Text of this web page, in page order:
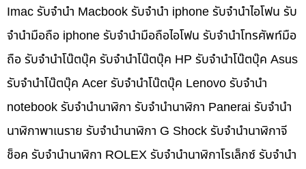
Imac รับจำนำ Macbook รับจำนำ iphone รับจำนำไอโฟน รับ
จำนำมือถือ iphone รับจำนำมือถือไอโฟน รับจำนำโทรศัพท์มือ
ถือ รับจำนำโน๊ตบุ๊ค รับจำนำโน๊ตบุ๊ค HP รับจำนำโน๊ตบุ๊ค Asus
รับจำนำโน๊ตบุ๊ค Acer รับจำนำโน๊ตบุ๊ค Lenovo รับจำนำ
notebook รับจำนำนาฬิกา รับจำนำนาฬิกา Panerai รับจำนำ
นาฬิกาพาเนราย รับจำนำนาฬิกา G Shock รับจำนำนาฬิกาจี
ช็อค รับจำนำนาฬิกา ROLEX รับจำนำนาฬิกาโรเล็กซ์ รับจำนำ